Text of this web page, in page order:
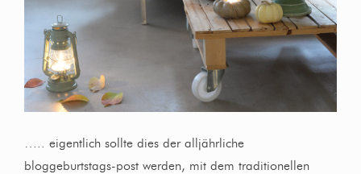
….. eigentlich sollte dies der alljährliche
bloggeburtstags-post werden, mit dem traditionellen